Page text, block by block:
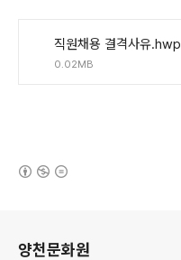
직원채용 결격사유.hwp
0.02MB
양천문화원